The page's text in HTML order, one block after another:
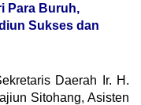
Para Buruh,
Sukses dan
Daerah Ir. H.
Sitohang, Asisten